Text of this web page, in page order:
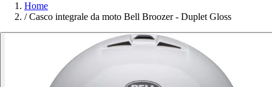
Home
/ Casco integrale da moto Bell Broozer - Duplet Gloss